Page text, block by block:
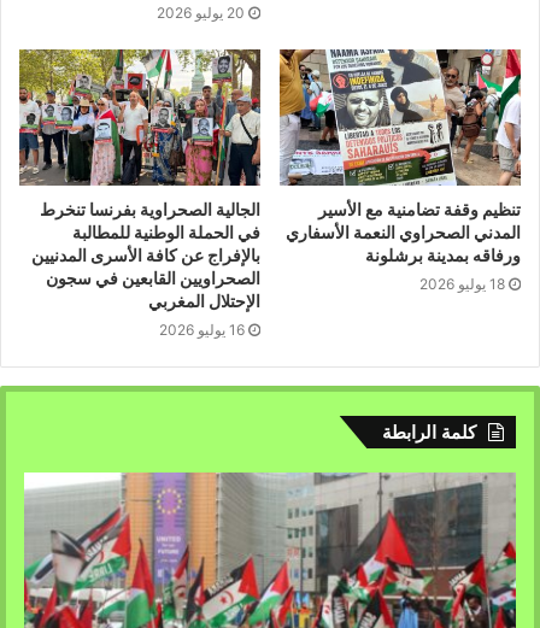
20 يوليو 2026
تنظيم وقفة تضامنية مع الأسير
المدني الصحراوي النعمة الأسفاري
ورفاقه بمدينة برشلونة
18 يوليو 2026
الجالية الصحراوية بفرنسا تنخرط
في الحملة الوطنية للمطالبة
بالإفراج عن كافة الأسرى المدنيين
الصحراويين القابعين في سجون
الإحتلال المغربي
16 يوليو 2026
كلمة الرابطة